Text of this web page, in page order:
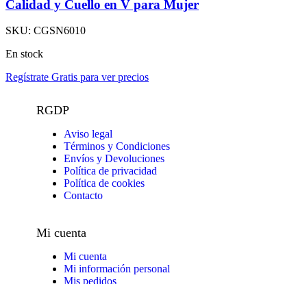
Calidad y Cuello en V para Mujer
SKU: CGSN6010
En stock
Regístrate Gratis para ver precios
RGDP
Aviso legal
Términos y Condiciones
Envíos y Devoluciones
Política de privacidad
Política de cookies
Contacto
Mi cuenta
Mi cuenta
Mi información personal
Mis pedidos